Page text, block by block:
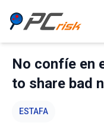
No confíe en
to share bad
ESTAFA